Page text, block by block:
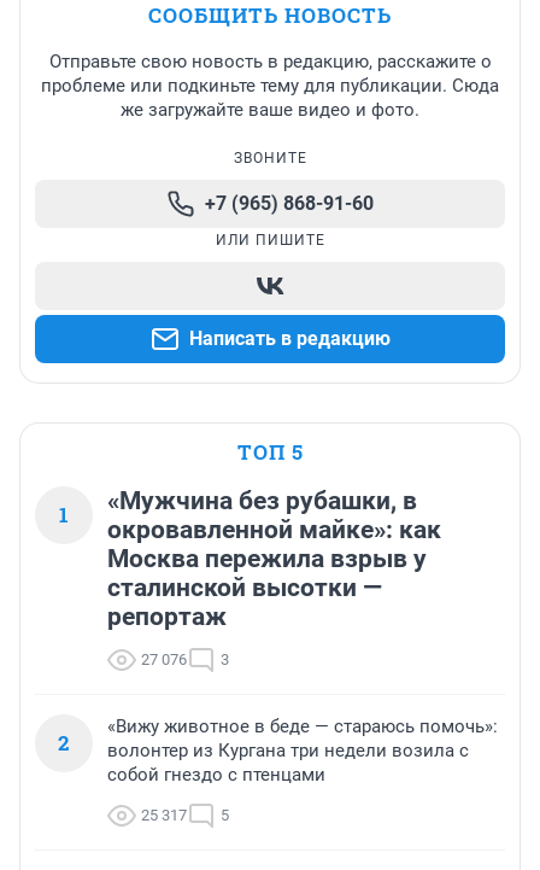
СООБЩИТЬ НОВОСТЬ
Отправьте свою новость в редакцию, расскажите о
проблеме или подкиньте тему для публикации. Сюда
же загружайте ваше видео и фото.
ЗВОНИТЕ
+7 (965) 868-91-60
ИЛИ ПИШИТЕ
Написать в редакцию
ТОП 5
1
«Мужчина без рубашки, в
окровавленной майке»: как
Москва пережила взрыв у
сталинской высотки —
репортаж
27 076 3
2
«Вижу животное в беде — стараюсь помочь»:
волонтер из Кургана три недели возила с
собой гнездо с птенцами
25 317 5